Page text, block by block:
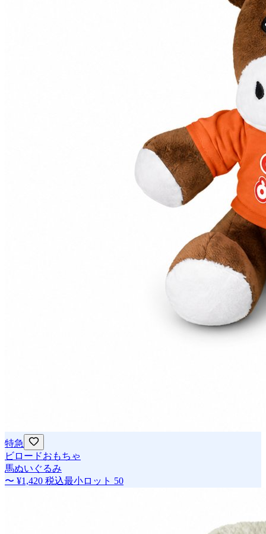
特急
ビロードおもちゃ
馬ぬいぐるみ
〜 ¥1,420 税込最小ロット 50